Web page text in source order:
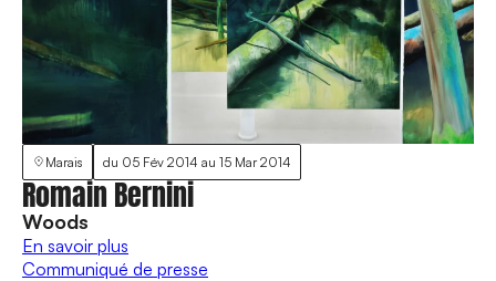
Marais du 05 Fév 2014 au 15 Mar 2014
Romain Bernini
Woods
En savoir plus
Communiqué de presse